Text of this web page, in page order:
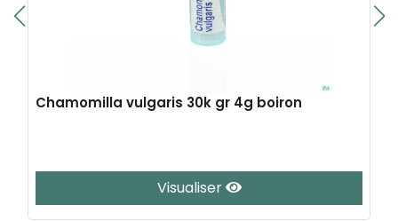
Chamomilla vulgaris 30k gr 4g boiron
Visualiser